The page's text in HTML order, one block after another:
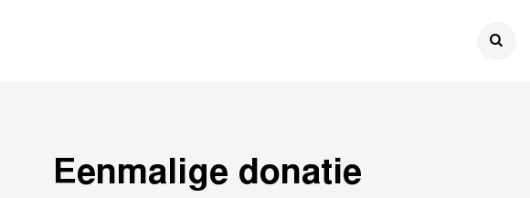

Eenmalige donatie